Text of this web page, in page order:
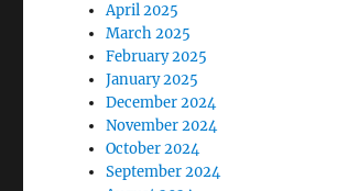
April 2025
March 2025
February 2025
January 2025
December 2024
November 2024
October 2024
September 2024